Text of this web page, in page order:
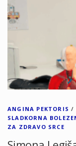
ANGINA PEKTORIS /
SLADKORNA
ZA ZDRAVO SRCE